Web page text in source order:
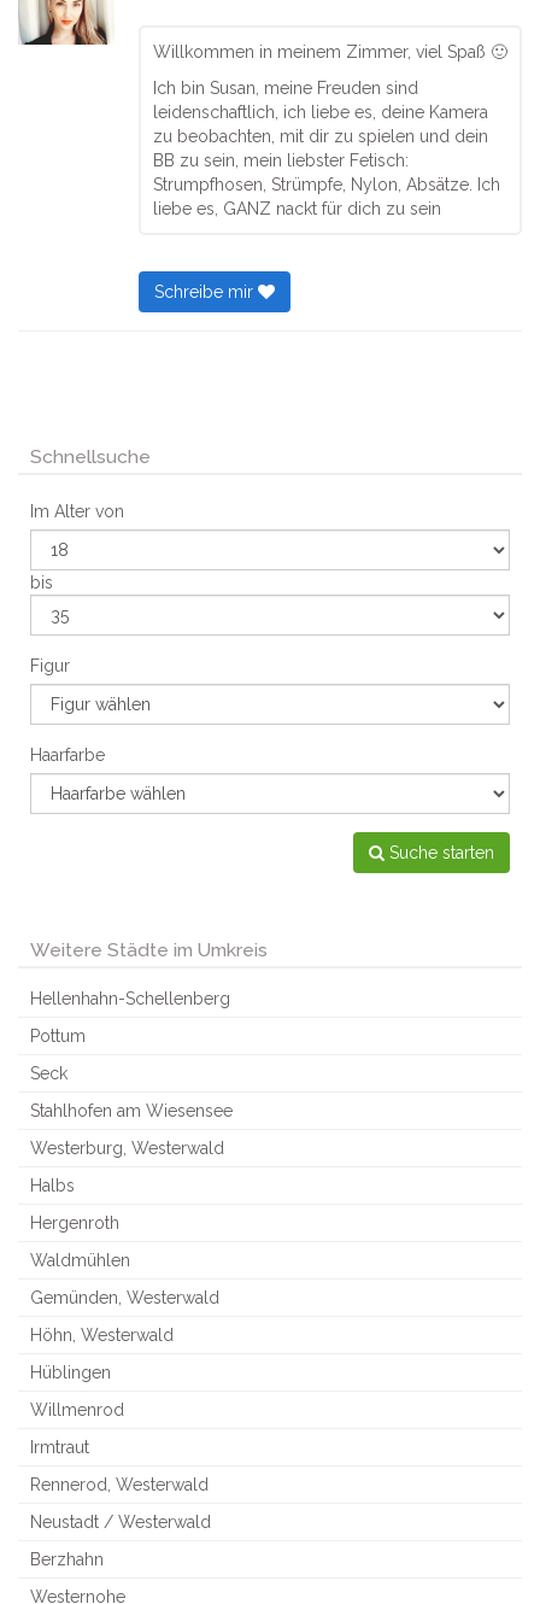
Willkommen in meinem Zimmer, viel Spaß 🙂
Ich bin Susan, meine Freuden sind
leidenschaftlich, ich liebe es, deine Kamera
zu beobachten, mit dir zu spielen und dein
BB zu sein, mein liebster Fetisch:
Strumpfhosen, Strümpfe, Nylon, Absätze. Ich
liebe es, GANZ nackt für dich zu sein
Schreibe mir
Schnellsuche
Im Alter von
bis
Figur
Haarfarbe
Suche starten
Weitere Städte im Umkreis
Hellenhahn-Schellenberg
Pottum
Seck
Stahlhofen am Wiesensee
Westerburg, Westerwald
Halbs
Hergenroth
Waldmühlen
Gemünden, Westerwald
Höhn, Westerwald
Hüblingen
Willmenrod
Irmtraut
Rennerod, Westerwald
Neustadt / Westerwald
Berzhahn
Westernohe